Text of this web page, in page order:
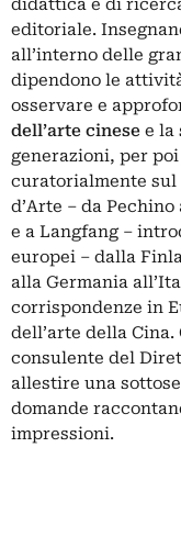
didattica e di
editoriale.
all’interno delle
dipendono le
osservare e
dell’arte cinese e la
generazioni, per
curatorialmente
d’Arte ­­­– da
e a Langfang –
europei – dalla
alla Germania
corrispondenze in
dell’arte della
consulente del
allestire una
domande
impressioni.